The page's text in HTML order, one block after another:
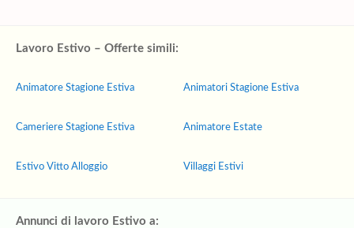
Lavoro Estivo – Offerte simili:
Animatore Stagione Estiva
Cameriere Stagione Estiva
Estivo Vitto Alloggio
Animatori Stagione Estiva
Animatore Estate
Villaggi Estivi
Annunci di lavoro Estivo a: